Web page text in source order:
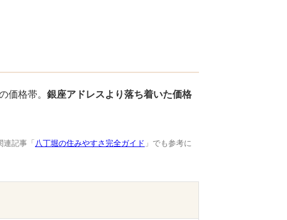
価格帯。 銀座アドレスより落ち着いた価格
連記事「八丁堀の住みやすさ完全ガイド 」でも参考に